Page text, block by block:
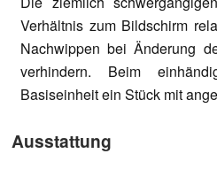
Verhältnis zum Bildschirm
Nachwippen bei Änderung
verhindern. Beim
Basiseinheit ein Stück mit
Ausstattung